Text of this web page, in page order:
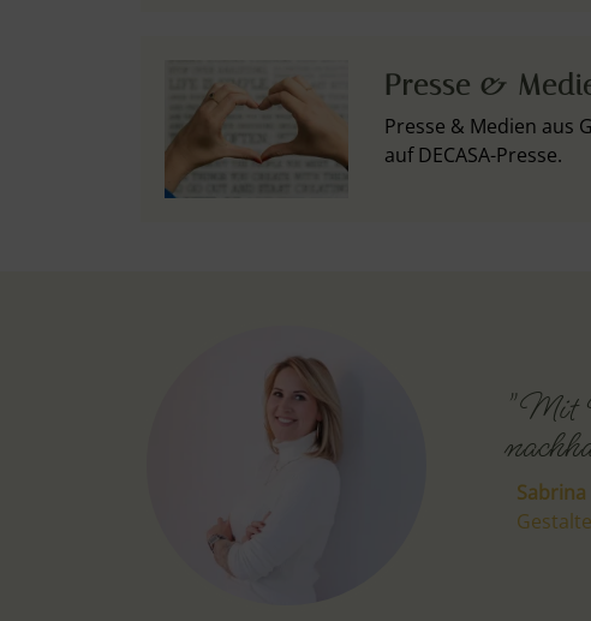
Presse &
Presse & Medien aus
auf DECASA-Presse.
"Mit